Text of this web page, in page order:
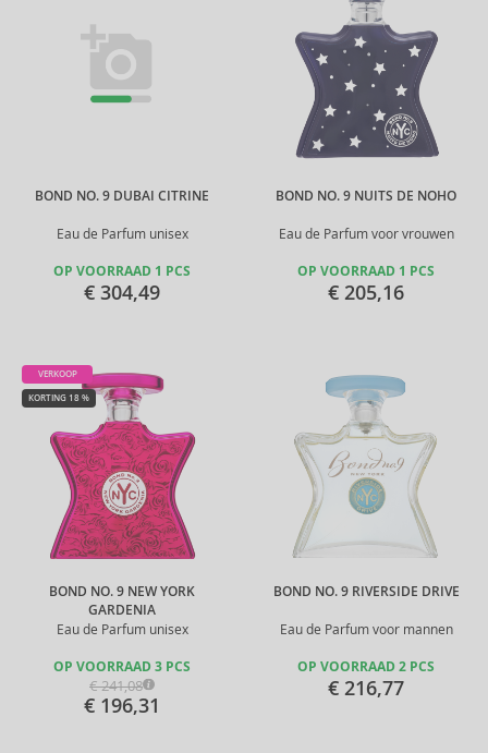
BOND NO. 9 DUBAI CITRINE
Eau de Parfum unisex
OP VOORRAAD 1 PCS
€ 304,49
BOND NO. 9 NUITS DE NOHO
Eau de Parfum voor vrouwen
OP VOORRAAD 1 PCS
€ 205,16
BOND NO. 9 NEW YORK
GARDENIA
Eau de Parfum unisex
VERKOOP
KORTING 18 %
OP VOORRAAD 3 PCS
€ 241,08
€ 196,31
BOND NO. 9 RIVERSIDE DRIVE
Eau de Parfum voor mannen
OP VOORRAAD 2 PCS
€ 216,77